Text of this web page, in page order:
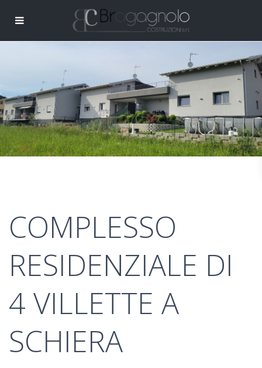
COMPLESSO
RESIDENZIALE DI
4 VILLETTE A
SCHIERA